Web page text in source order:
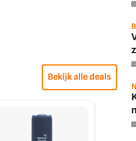
Bekijk alle deals